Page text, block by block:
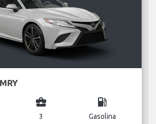
business_center
3
local_gas_station
Gasolina